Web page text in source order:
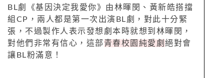
BL劇《基因決定我愛你》由林暉閔、黃新皓搭擋
組CP，兩人都是第一次出演BL劇，對此十分緊
張，不過製作人表示發想劇本時就想到林暉閔，
對他們非常有信心，這部 青春校園純愛劇 絕對會
讓BL粉滿意！